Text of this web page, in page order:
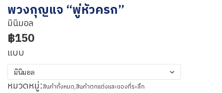
พวงกุญแจ “พู่หัวครก”
มินิมอล
฿150
แบบ
มินิมอล
หมวดหมู่:สินค้าทั้งหมด,สินค้าตกแต่งและของที่ระลึก